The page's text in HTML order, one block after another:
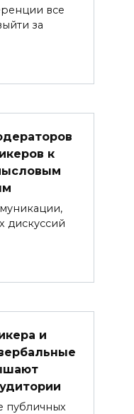
все
за
к
дискуссий
и
публичных